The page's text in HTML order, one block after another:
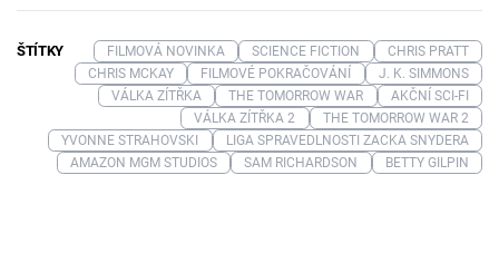
ŠTÍTKY FILMOVÁ NOVINKA SCIENCE FICTION
CHRIS PRATT
CHRIS MCKAY
FILMOVÉ POKRAČOVÁNÍ
J. K. SIMMONS
VÁLKA ZÍTŘKA
THE TOMORROW WAR
AKČNÍ SCI-FI
VÁLKA ZÍTŘKA 2
THE TOMORROW WAR 2
YVONNE STRAHOVSKI
LIGA SPRAVEDLNOSTI ZACKA SNYDERA
AMAZON MGM STUDIOS
SAM RICHARDSON BETTY GILPIN